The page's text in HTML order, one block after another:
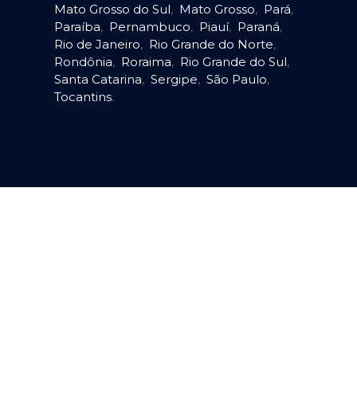
Mato Grosso do Sul, Mato Grosso, Pará,
Paraíba, Pernambuco, Piauí, Paraná,
Rio de Janeiro, Rio Grande do Norte,
Rondônia, Roraima, Rio Grande do Sul,
Santa Catarina, Sergipe, São Paulo,
Tocantins.